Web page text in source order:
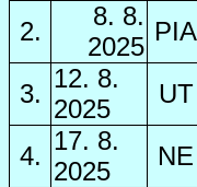
2.
8. 8.
2025
PIA
3.
12. 8.
2025
UT
4.
17. 8.
2025
NE